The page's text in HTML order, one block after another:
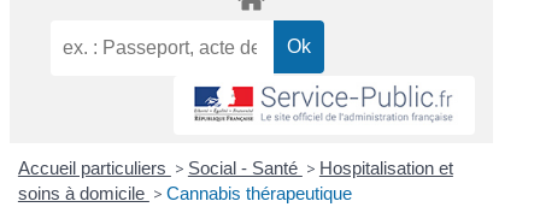
Accueil particuliers > Social - Santé > Hospitalisation et
soins à domicile > Cannabis thérapeutique